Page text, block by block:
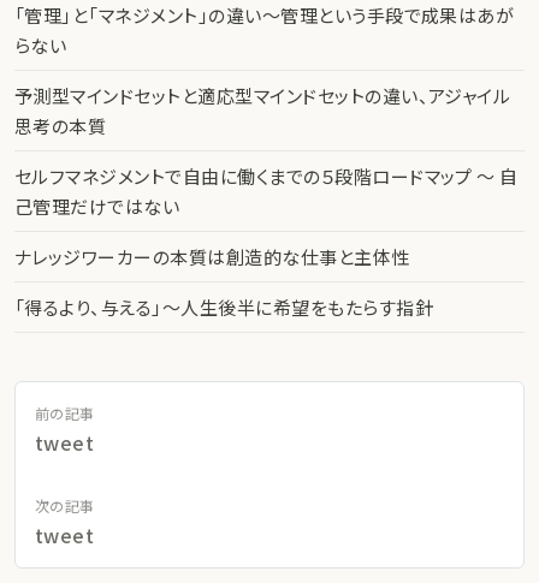
「管理」と「マネジメント」の違い〜管理という手段で成果はあが
らない
予測型マインドセットと適応型マインドセットの違い、アジャイル
思考の本質
セルフマネジメントで自由に働くまでの５段階ロードマップ 〜 自
己管理だけではない
ナレッジワーカーの本質は創造的な仕事と主体性
「得るより、与える」〜人生後半に希望をもたらす指針
前の記事
tweet
次の記事
tweet